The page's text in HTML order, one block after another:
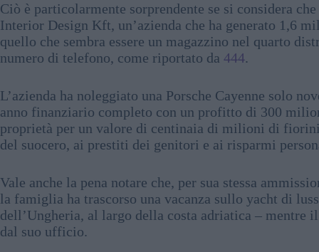
Ciò è particolarmente sorprendente se si considera
Interior Design Kft, un’azienda che ha generato 1,6
quello che sembra essere un magazzino nel quarto
numero di telefono, come riportato da 444.
L’azienda ha noleggiato una Porsche Cayenne solo
anno finanziario completo con un profitto di 300
proprietà per un valore di centinaia di milioni di
del suocero, ai prestiti dei genitori e ai risparmi
Vale anche la pena notare che, per sua stessa
la famiglia ha trascorso una vacanza sullo yacht di
dell’Ungheria, al largo della costa adriatica –
dal suo ufficio.